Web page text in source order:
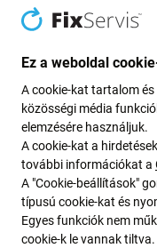
Mikor kell
az akkumulátor
a készülék
a készülék
a készülék nem
a készülék nem
állapotát
Alkatrészek minősége
Ez a weboldal
A cookie-kat tartalom
közösségi média
elemzésére használjuk.
A cookie-kat a
további információkat a
A "Cookie-beállítások"
típusú cookie-kat és
Egyes funkciók nem
cookie-k le vannak tiltva.